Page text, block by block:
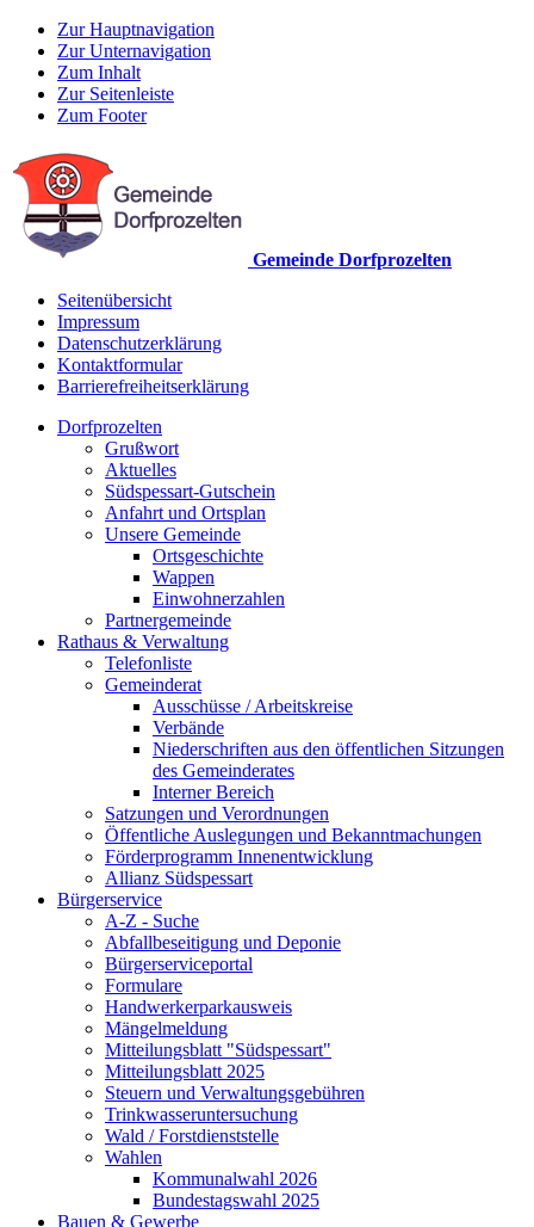
Zur Hauptnavigation
Zur Unternavigation
Zum Inhalt
Zur Seitenleiste
Zum Footer
Gemeinde Dorfprozelten
Seitenübersicht
Impressum
Datenschutzerklärung
Kontaktformular
Barrierefreiheitserklärung
Dorfprozelten
Grußwort
Aktuelles
Südspessart-Gutschein
Anfahrt und Ortsplan
Unsere Gemeinde
Ortsgeschichte
Wappen
Einwohnerzahlen
Partnergemeinde
Rathaus & Verwaltung
Telefonliste
Gemeinderat
Ausschüsse / Arbeitskreise
Verbände
Niederschriften aus den öffentlichen Sitzungen
des Gemeinderates
Interner Bereich
Satzungen und Verordnungen
Öffentliche Auslegungen und Bekanntmachungen
Förderprogramm Innenentwicklung
Allianz Südspessart
Bürgerservice
A-Z - Suche
Abfallbeseitigung und Deponie
Bürgerserviceportal
Formulare
Handwerkerparkausweis
Mängelmeldung
Mitteilungsblatt "Südspessart"
Mitteilungsblatt 2025
Steuern und Verwaltungsgebühren
Trinkwasseruntersuchung
Wald / Forstdienststelle
Wahlen
Kommunalwahl 2026
Bundestagswahl 2025
Bauen & Gewerbe